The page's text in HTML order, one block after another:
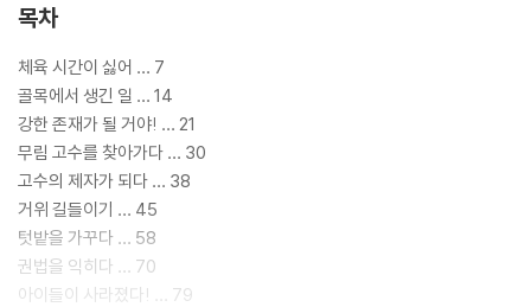
목차
체육 시간이 싫어 … 7
골목에서 생긴 일 … 14
강한 존재가 될 거야! … 21
무림 고수를 찾아가다 … 30
고수의 제자가 되다 … 38
거위 길들이기 … 45
텃밭을 가꾸다 … 58
권법을 익히다 … 70
아이들이 사라졌다! … 79